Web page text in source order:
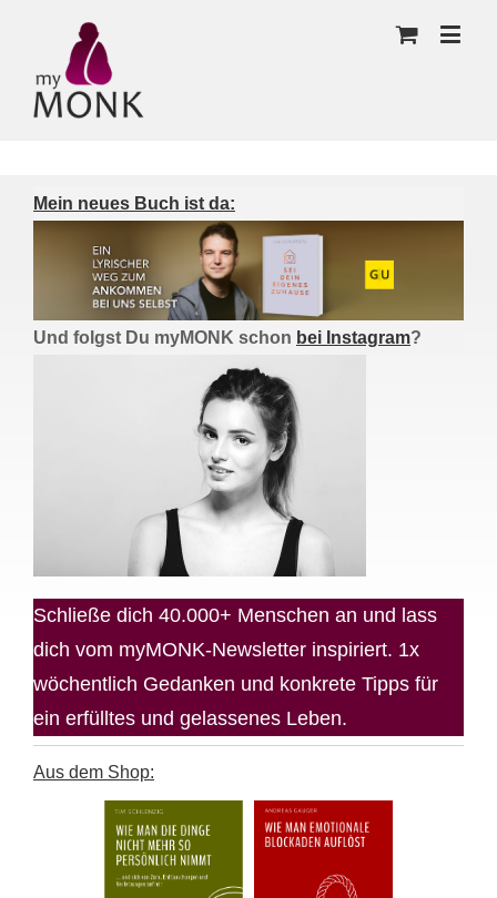
Mein neues Buch ist da:
Und folgst Du myMONK schon bei Instagram?
Schließe dich 40.000+ Menschen an und lass
dich vom myMONK-Newsletter inspiriert. 1x
wöchentlich Gedanken und konkrete Tipps für
ein erfülltes und gelassenes Leben.
Aus dem Shop: